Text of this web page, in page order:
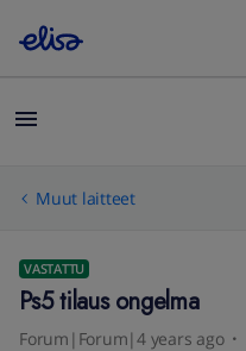
Muut laitteet
VASTATTU
Ps5 tilaus ongelma
Forum|Forum|4 years ago